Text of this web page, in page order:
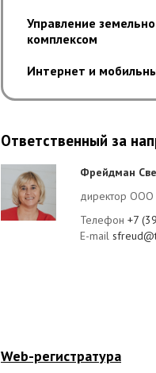
Управление
комплексом
Интернет и
Ответственный за
Фрейдман
директор ООО
Телефон +7
E-mail
Web-регистратура